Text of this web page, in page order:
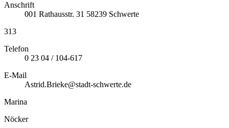
Anschrift
001 Rathausstr. 31 58239 Schwerte
313
Telefon
0 23 04 / 104-617
E-Mail
Astrid.Brieke@stadt-schwerte.de
Marina
Nöcker